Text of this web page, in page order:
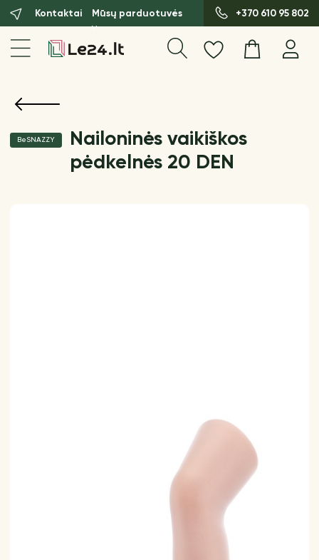
Kontaktai Mūsų parduotuvės +370 610 95 802
BeSNAZZY
Nailoninės vaikiškos
pėdkelnės 20 DEN